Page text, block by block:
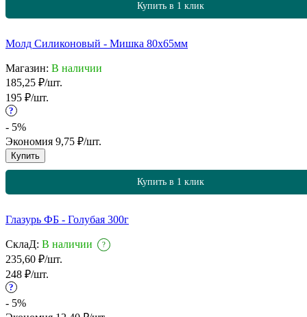
Купить в 1 клик
Молд Силиконовый - Мишка 80х65мм
Магазин: В наличии
185,25 ₽/шт.
195 ₽/шт.
?
- 5%
Экономия 9,75 ₽/шт.
Купить
Купить в 1 клик
Глазурь ФБ - Голубая 300г
СклаД: В наличии ?
235,60 ₽/шт.
248 ₽/шт.
?
- 5%